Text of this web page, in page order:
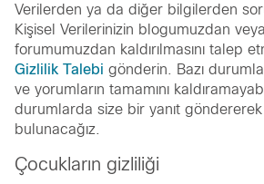
Verilerden ya da diğer bilgilerden
Kişisel Verilerinizin blogumuzdan
forumumuzdan kaldırılmasını talep
Gizlilik Talebi gönderin. Bazı
ve yorumların tamamını
durumlarda size bir yanıt göndererek
bulunacağız.
Çocukların gizliliği